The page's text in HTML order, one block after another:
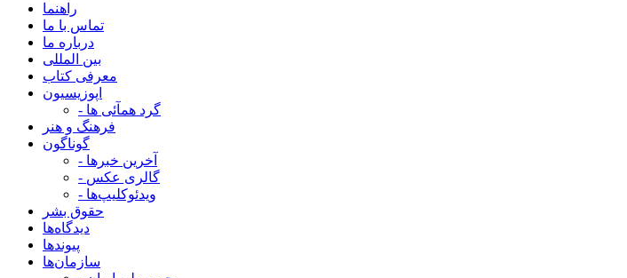
راهنما
تماس با ما
درباره ما
بین المللی
معرفی کتاب
اپوزیسیون
- گرد همآئی ها
فرهنگ و هنر
گوناگون
- آخرین خبرها
- گالری عکس
- ویدئوکلیپ‌ها
حقوق بشر
دیدگاه‌ها
پیوندها
سازمان‌ها